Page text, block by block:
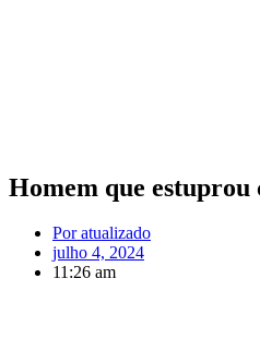
Homem que estuprou
Poratualizado
julho 4, 2024
11:26 am